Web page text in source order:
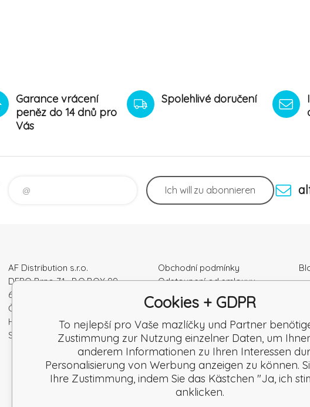
Garance vrácení
peněz do 14 dnů pro
Vás
Spolehlivé doručení
Ich will zu abonnieren
AF Distribution s.r.o.
DEPO Brno 71 , P.O.BOX 99
600 10 Brno
Česká republika
Handelsregister Nr.: 52010180
Steuernum.: SK2120864328
Obchodní podmínky
Odstoupení od smlouvy
Podmínky ochrany osobních
údajú
Kontakty
Záruka a Reklamace
Reklamační formulář
Beschwerde
Rezension
Cookies + GDPR
To nejlepší pro Vaše mazlíčky und Partner
Zustimmung zur Nutzung einzelner Daten, um
anderem Informationen zu Ihren Interessen
Personalisierung von Werbung anzeigen zu können.
Ihre Zustimmung, indem Sie das Kästchen "Ja, ich
anklicken.